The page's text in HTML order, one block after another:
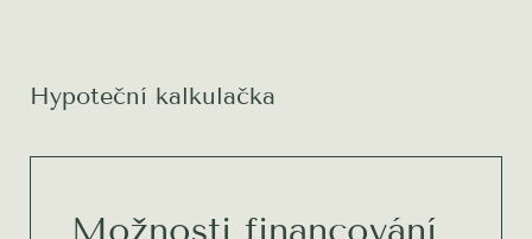
Hypoteční kalkulačka